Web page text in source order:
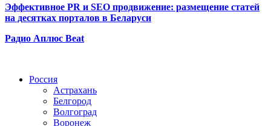
Эффективное PR и SEO продвижение: размещение статей
на десятках порталов в Беларуси
Радио Аплюс Beat
Россия
Астрахань
Белгород
Волгоград
Воронеж